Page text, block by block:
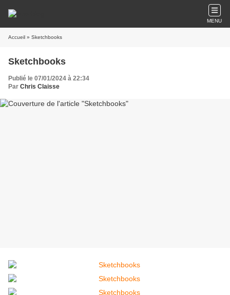
MENU
Accueil » Sketchbooks
Sketchbooks
Publié le 07/01/2024 à 22:34
Par Chris Claisse